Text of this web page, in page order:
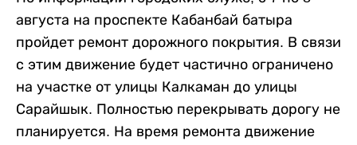
августа на проспекте Кабанбай батыра
пройдет ремонт дорожного покрытия. В связи
с этим движение будет частично ограничено
на участке от улицы Калкаман до улицы
Сарайшык. Полностью перекрывать дорогу не
планируется. На время ремонта движение